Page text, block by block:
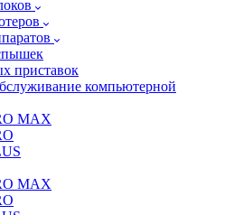
приставок
компьютерной
MAX
MAX